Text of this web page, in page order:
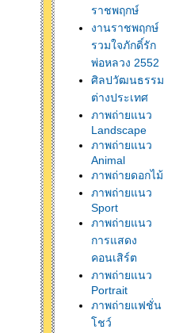
ราชพฤกษ์
งานราชพฤกษ์
รวมใจภักดิ์รัก
พ่อหลวง 2552
ศิลปวัฒนธรรม
ต่างประเทศ
ภาพถ่ายแนว
Landscape
ภาพถ่ายแนว
Animal
ภาพถ่ายดอกไม้
ภาพถ่ายแนว
Sport
ภาพถ่ายแนว
การแสดง
คอนเสิร์ต
ภาพถ่ายแนว
Portrait
ภาพถ่ายแฟชั่น
ชว์